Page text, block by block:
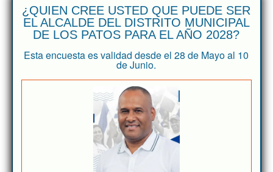
¿QUIEN CREE USTED QUE PUEDE SER
EL ALCALDE DEL DISTRITO MUNICIPAL
DE LOS PATOS PARA EL AÑO 2028?
Esta encuesta es validad desde el 28 de Mayo al 10
de Junio.